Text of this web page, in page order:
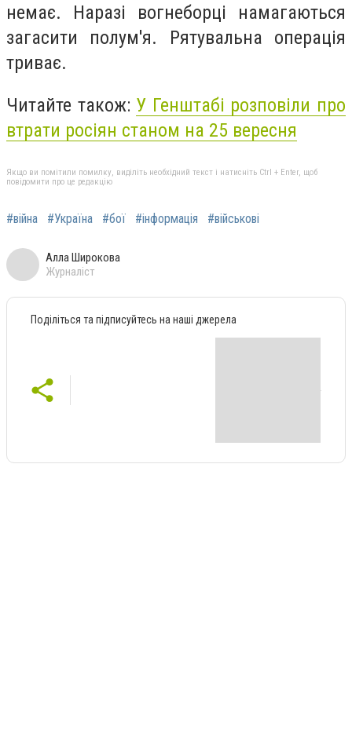
немає. Наразі вогнеборці намагаються
загасити полум'я. Рятувальна операція
триває.
Читайте також: У Генштабі розповіли про
втрати росіян станом на 25 вересня
Якщо ви помітили помилку, виділіть необхідний текст і натисніть Ctrl + Enter, щоб
повідомити про це редакцію
#війна #Україна #бої #інформація #військові
Алла Широкова
Журналіст
Поділіться та підписуйтесь на наші джерела